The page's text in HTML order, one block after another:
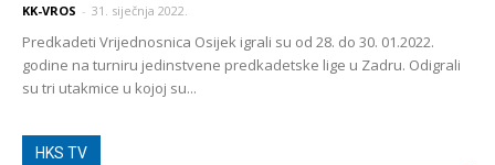
KK-VROS - 31. siječnja 2022.
Predkadeti Vrijednosnica Osijek igrali su od 28. do 30. 01.2022.
godine na turniru jedinstvene predkadetske lige u Zadru. Odigrali
su tri utakmice u kojoj su...
HKS TV